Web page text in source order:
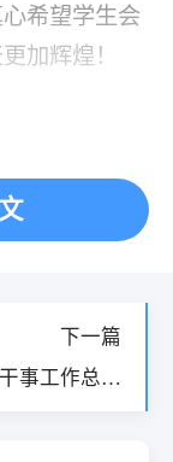
希望学生会
加辉煌！
下一篇
事工作总结